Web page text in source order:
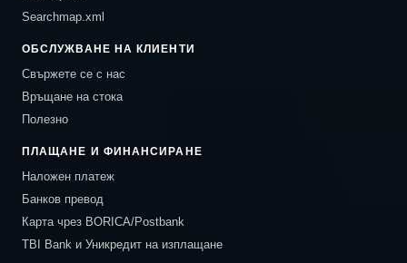
Searchmap.xml
ОБСЛУЖВАНЕ НА КЛИЕНТИ
Свържете се с нас
Връщане на стока
Полезно
ПЛАЩАНЕ И ФИНАНСИРАНЕ
Наложен платеж
Банков превод
Карта чрез BORICA/Postbank
TBI Bank и Уникредит на изплащане